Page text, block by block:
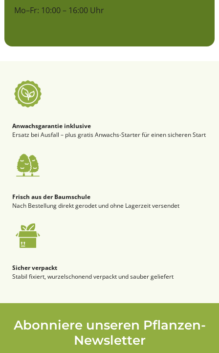
Mo–Fr: 10:00 – 16:00 Uhr
Anwachsgarantie inklusive
Ersatz bei Ausfall – plus gratis Anwachs-Starter für einen sicheren Start
Frisch aus der Baumschule
Nach Bestellung direkt gerodet und ohne Lagerzeit versendet
Sicher verpackt
Stabil fixiert, wurzelschonend verpackt und sauber geliefert
Abonniere unseren Pflanzen-
Newsletter